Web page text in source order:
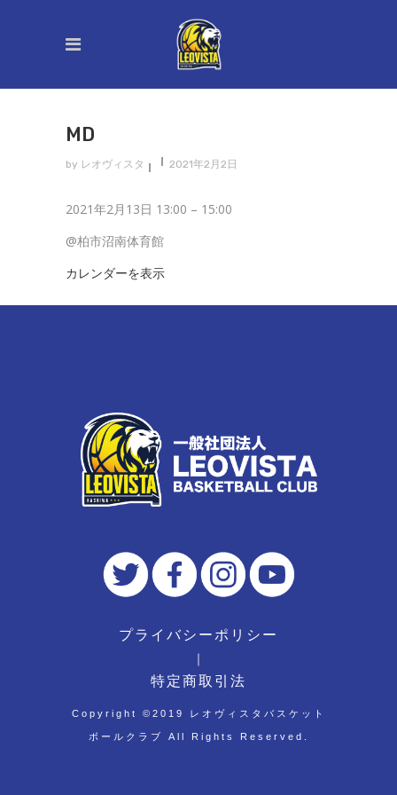
MD
by レオヴィスタ 2021年2月2日
MD
2021年2月13日 13:00 – 15:00
@柏市沼南体育館
カレンダーを表示
プライバシーポリシー
｜
特定商取引法
Copyright ©︎2019 レオヴィスタバスケット
ボールクラブ All Rights Reserved.